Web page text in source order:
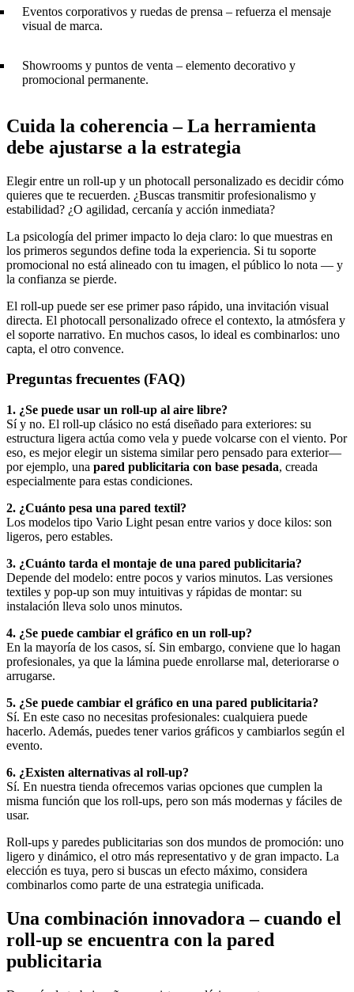
Eventos corporativos y ruedas de prensa – refuerza el mensaje
visual de marca.
Showrooms y puntos de venta – elemento decorativo y
promocional permanente.
Cuida la coherencia – La herramienta
debe ajustarse a la estrategia
Elegir entre un roll-up y un photocall personalizado es decidir cómo
quieres que te recuerden. ¿Buscas transmitir profesionalismo y
estabilidad? ¿O agilidad, cercanía y acción inmediata?
La psicología del primer impacto lo deja claro: lo que muestras en
los primeros segundos define toda la experiencia. Si tu soporte
promocional no está alineado con tu imagen, el público lo nota — y
la confianza se pierde.
El roll-up puede ser ese primer paso rápido, una invitación visual
directa. El photocall personalizado ofrece el contexto, la atmósfera y
el soporte narrativo. En muchos casos, lo ideal es combinarlos: uno
capta, el otro convence.
Preguntas frecuentes (FAQ)
1. ¿Se puede usar un roll-up al aire libre?
Sí y no. El roll-up clásico no está diseñado para exteriores: su
estructura ligera actúa como vela y puede volcarse con el viento. Por
eso, es mejor elegir un sistema similar pero pensado para exterior—
por ejemplo, una pared publicitaria con base pesada, creada
especialmente para estas condiciones.
2. ¿Cuánto pesa una pared textil?
Los modelos tipo Vario Light pesan entre varios y doce kilos: son
ligeros, pero estables.
3. ¿Cuánto tarda el montaje de una pared publicitaria?
Depende del modelo: entre pocos y varios minutos. Las versiones
textiles y pop-up son muy intuitivas y rápidas de montar: su
instalación lleva solo unos minutos.
4. ¿Se puede cambiar el gráfico en un roll-up?
En la mayoría de los casos, sí. Sin embargo, conviene que lo hagan
profesionales, ya que la lámina puede enrollarse mal, deteriorarse o
arrugarse.
5. ¿Se puede cambiar el gráfico en una pared publicitaria?
Sí. En este caso no necesitas profesionales: cualquiera puede
hacerlo. Además, puedes tener varios gráficos y cambiarlos según el
evento.
6. ¿Existen alternativas al roll-up?
Sí. En nuestra tienda ofrecemos varias opciones que cumplen la
misma función que los roll-ups, pero son más modernas y fáciles de
usar.
Roll-ups y paredes publicitarias son dos mundos de promoción: uno
ligero y dinámico, el otro más representativo y de gran impacto. La
elección es tuya, pero si buscas un efecto máximo, considera
combinarlos como parte de una estrategia unificada.
Una combinación innovadora – cuando el
roll-up se encuentra con la pared
publicitaria